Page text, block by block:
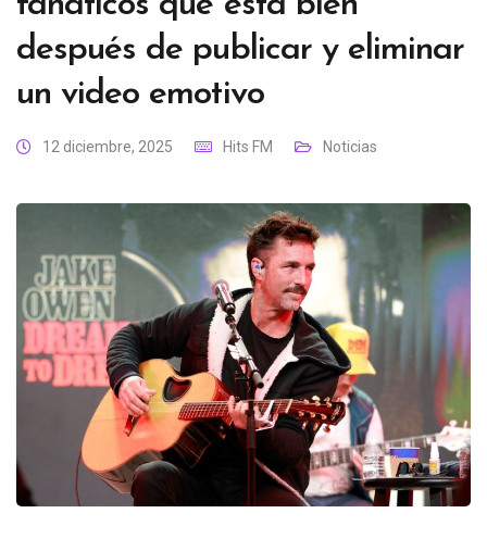
después de publicar y eliminar
un video emotivo
12 diciembre, 2025 Hits FM Noticias